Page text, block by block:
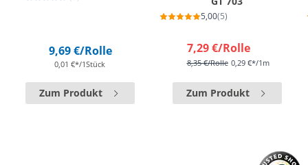
9,69 €/Rolle
0,01 €*/1Stück
Zum Produkt
5,00(5)
7,29 €/Rolle
8,35 €/Rolle 0,29 €*/1m
Zum Produkt